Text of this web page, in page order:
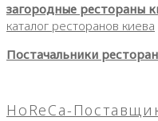
загородные рестораны
каталог ресторанов киева
Постачальники
HoReCa-